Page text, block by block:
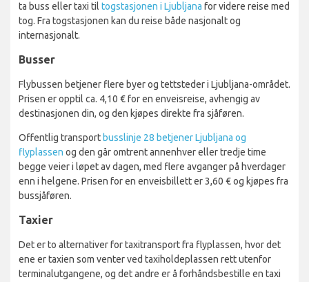
ta buss eller taxi til togstasjonen i Ljubljana for videre reise med
tog. Fra togstasjonen kan du reise både nasjonalt og
internasjonalt.
Busser
Flybussen betjener flere byer og tettsteder i Ljubljana-området.
Prisen er opptil ca. 4,10 € for en enveisreise, avhengig av
destinasjonen din, og den kjøpes direkte fra sjåføren.
Offentlig transport busslinje 28 betjener Ljubljana og
flyplassen og den går omtrent annenhver eller tredje time
begge veier i løpet av dagen, med flere avganger på hverdager
enn i helgene. Prisen for en enveisbillett er 3,60 € og kjøpes fra
bussjåføren.
Taxier
Det er to alternativer for taxitransport fra flyplassen, hvor det
ene er taxien som venter ved taxiholdeplassen rett utenfor
terminalutgangene, og det andre er å forhåndsbestille en taxi